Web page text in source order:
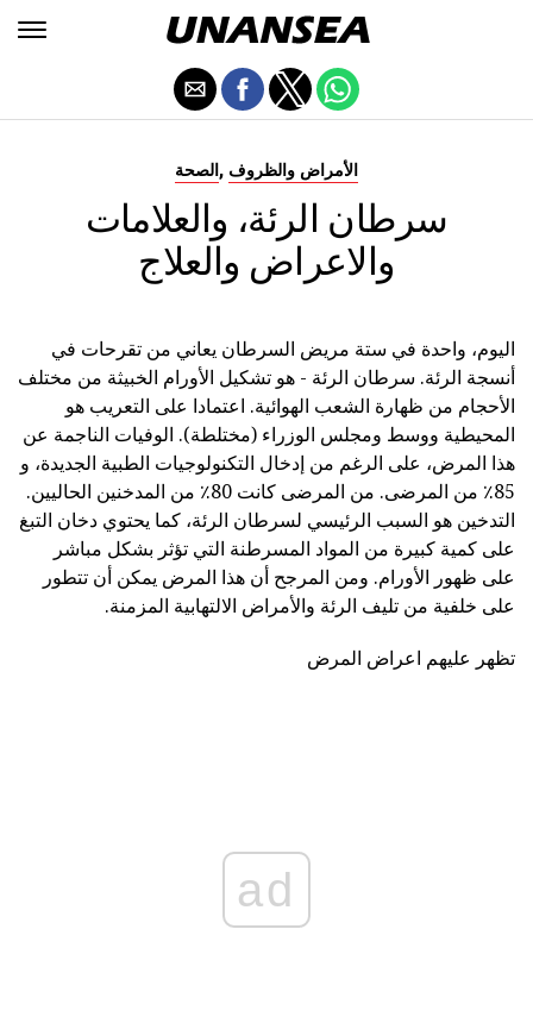
الصحة , الأمراض والظروف
سرطان الرئة، والعلامات
والاعراض والعلاج
اليوم، واحدة في ستة مريض السرطان يعاني من تقرحات في
أنسجة الرئة. سرطان الرئة - هو تشكيل الأورام الخبيثة من مختلف
الأحجام من ظهارة الشعب الهوائية. اعتمادا على التعريب هو
المحيطية ووسط ومجلس الوزراء (مختلطة). الوفيات الناجمة عن
هذا المرض، على الرغم من إدخال التكنولوجيات الطبية الجديدة، و
85٪ من المرضى. من المرضى كانت 80٪ من المدخنين الحاليين.
التدخين هو السبب الرئيسي لسرطان الرئة، كما يحتوي دخان التبغ
على كمية كبيرة من المواد المسرطنة التي تؤثر بشكل مباشر
على ظهور الأورام. ومن المرجح أن هذا المرض يمكن أن تتطور
على خلفية من تليف الرئة والأمراض الالتهابية المزمنة.
تظهر عليهم اعراض المرض
ad